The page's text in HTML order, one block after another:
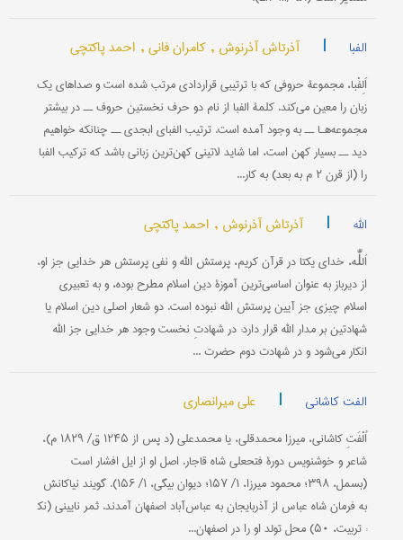
الفبا | آذرتاش آذرنوش , کامران فانی , احمد پاکتچی
اَلِفْبا، مجموعۀ حروفی كه با ترتیبی قراردادی مرتب شده است و صداهای یك
زبان را معین می‌كند. كلمۀ الفبا از نام دو حرف نخستین حروف ــ در بیشتر
مجموعه‌هـا ــ به وجود آمده است. ترتیب الفبای ابجدی ــ چنانکه خواهیم
دید ــ بسیار كهن است، اما شاید لاتینی كهن‌ترین زبانی باشد كه تركیب الفبا
را (از قرن ۲ م به بعد) به كار...
الله | آذرتاش آذرنوش , احمد پاکتچی
اَللّٰه، خدای یکتا در قرآن کریم، پرستش الله و نفی پرستش هر خدایی جز او،
از دیرباز به عنوان اساسی‌ترین آموزۀ دین اسلام مطرح بوده، و به تعبیری
اسلام چیزی جز آیین پرستش الله نبوده است. دو شعار اصلی دین اسلام یا
شهادتین بر مدار الله قرار دارد: در شهادتِ نخست وجود هر خدایی جز الله
انکار می‌شود و در شهادت دوم حضرت ...
الفت کاشانی | علی میرانصاری
اُلْفَتِ کاشانی، میرزا محمدقلی، یا محمدعلی (د پس از ۱۲۴۵ ق/ ۱۸۲۹ م)،
شاعر و خوشنویس دورۀ فتحعلی شاه قاجار. اصل او از ایل افشار است
(بسمل، ۳۹۸؛ محمود میرزا، ۱/ ۱۵۷؛ دیوان بیگی، ۱/ ۱۵۶). گویند نیاکانش
به فرمان شاه عباس از آذربایجان به عباس‌آباد اصفهان آمدند. ثمر نایینی (نک‍
: تربیت، ۵۰) محل تولد او را در اصفهان...